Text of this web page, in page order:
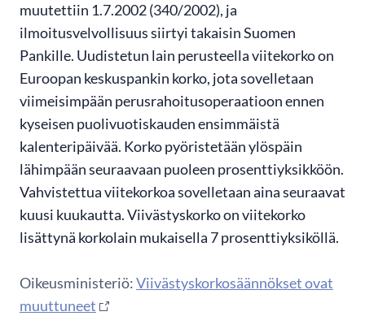
muutettiin 1.7.2002 (340/2002), ja
ilmoitusvelvollisuus siirtyi takaisin Suomen
Pankille. Uudistetun lain perusteella viitekorko on
Euroopan keskuspankin korko, jota sovelletaan
viimeisimpään perusrahoitusoperaatioon ennen
kyseisen puolivuotiskauden ensimmäistä
kalenteripäivää. Korko pyöristetään ylöspäin
lähimpään seuraavaan puoleen prosenttiyksikköön.
Vahvistettua viitekorkoa sovelletaan aina seuraavat
kuusi kuukautta. Viivästyskorko on viitekorko
lisättynä korkolain mukaisella 7 prosenttiyksiköllä.
Oikeusministeriö:Viivästyskorkosäännökset ovat
muuttuneet